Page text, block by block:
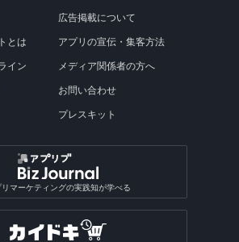
とは
イン
広告掲載について
アプリの宣伝・集客方法
メディア関係者の方へ
お問い合わせ
プレスキット
リマーケティングの実践知が学べる